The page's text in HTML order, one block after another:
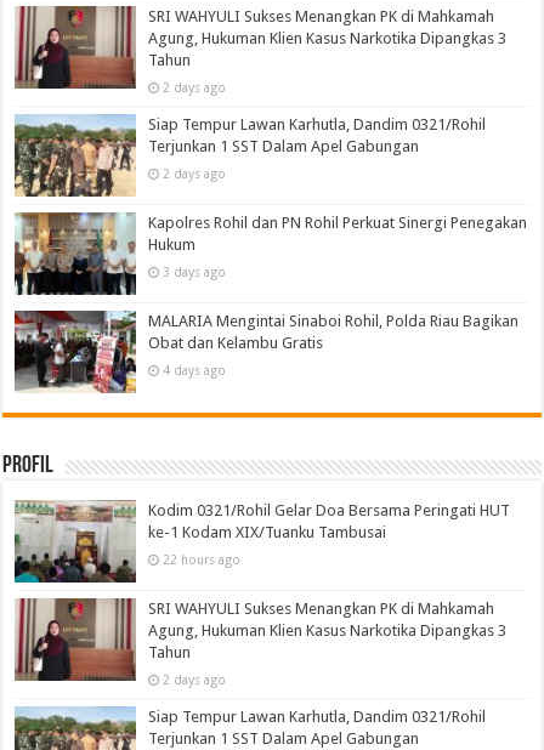
SRI WAHYULI Sukses Menangkan PK di Mahkamah
Agung, Hukuman Klien Kasus Narkotika Dipangkas 3
Tahun
2 days ago
Siap Tempur Lawan Karhutla, Dandim 0321/Rohil
Terjunkan 1 SST Dalam Apel Gabungan
2 days ago
Kapolres Rohil dan PN Rohil Perkuat Sinergi Penegakan
Hukum
3 days ago
MALARIA Mengintai Sinaboi Rohil, Polda Riau Bagikan
Obat dan Kelambu Gratis
4 days ago
Profil
Kodim 0321/Rohil Gelar Doa Bersama Peringati HUT
ke-1 Kodam XIX/Tuanku Tambusai
22 hours ago
SRI WAHYULI Sukses Menangkan PK di Mahkamah
Agung, Hukuman Klien Kasus Narkotika Dipangkas 3
Tahun
2 days ago
Siap Tempur Lawan Karhutla, Dandim 0321/Rohil
Terjunkan 1 SST Dalam Apel Gabungan